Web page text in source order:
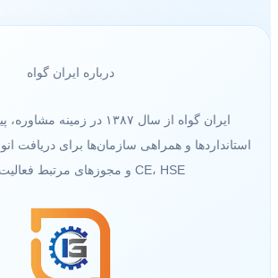
درباره ایران گواه
ایران گواه از سال ۱۳۸۷ در زمینه
CE، HSE و مجوزهای مرتبط فعالیت می‌کند.